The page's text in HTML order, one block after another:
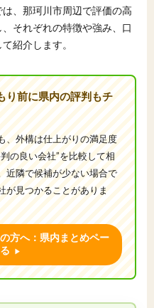
、那珂川市周辺で評価の高
それぞれの特徴や強み、口
紹介します。
前に県内の評判もチ
、外構は仕上がりの満足度
の良い会社”を比較して相
近隣で候補が少ない場合で
が見つかることがありま
方へ：県内まとめペー